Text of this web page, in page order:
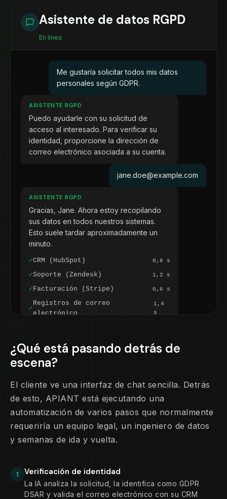
Asistente de datos RGPD
En línea
Me gustaría solicitar todos mis datos
personales según GDPR.
ASISTENTE RGPD
Puedo ayudarle con su solicitud de
acceso al interesado. Para verificar su
identidad, proporcione la dirección de
correo electrónico asociada a su cuenta.
jane.doe@example.com
ASISTENTE RGPD
Gracias, Jane. Ahora estoy recopilando
sus datos en todos nuestros sistemas.
Esto suele tardar aproximadamente un
minuto.
✓CRM (HubSpot) 0,8 s
✓Soporte (Zendesk) 1,2 s
✓Facturación (Stripe) 0,6 s
✓
Registros de correo
electrónico
1,4
s
ASISTENTE RGPD
Su informe de datos está listo. Aquí hay
sistemas:
Registro de contacto
HubSpot
Tickets de soporte
3 entradas
Historial de pagos
Datos de
Registros de
sesión
¿Qué está pasando detrás de
escena?
El cliente ve una interfaz de chat sencilla. Detrás
de esto, APIANT está ejecutando una
automatización de varios pasos que normalmente
requeriría un equipo legal, un ingeniero de datos
y semanas de ida y vuelta.
1 Verificación de identidad
La IA analiza la solicitud, la identifica como GDPR
DSAR y valida el correo electrónico con su CRM